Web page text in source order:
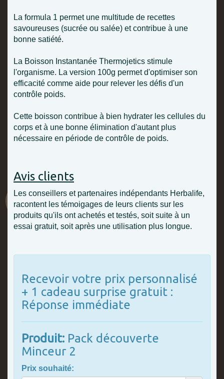
La formula 1 permet une multitude de recettes
savoureuses (sucrée ou salée) et contribue à une
bonne satiété.
La Boisson Instantanée Thermojetics stimule
l'organisme. La version 100g permet d'optimiser son
efficacité comme aide pour relever les défis d'un
contrôle poids.
Cette boisson contribue à bien hydrater les cellules du
corps et à une bonne élimination d'autant plus
nécessaire en période de contrôle de poids.
Avis clients
Les conseillers et partenaires indépendants Herbalife,
racontent les témoigages de leurs clients sur les
produits qu'ils ont achetés et testés, soit suite à un
essai gratuit, soit après une utilisation plus longue.
Recevoir votre prix personnalisé
+ 1 cadeau surprise gratuit :
Réponse immédiate
Produit: Pack découverte
Minceur 2
Prix souhaité: